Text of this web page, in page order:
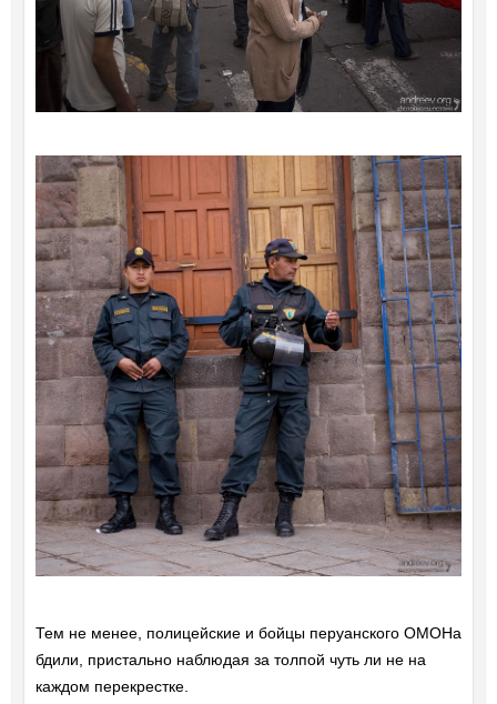
Тем не менее, полицейские и бойцы перуанского ОМОНа
бдили, пристально наблюдая за толпой чуть ли не на
каждом перекрестке.